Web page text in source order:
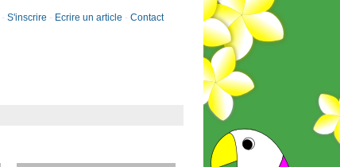
- S'inscrire - Ecrire un article - Contact